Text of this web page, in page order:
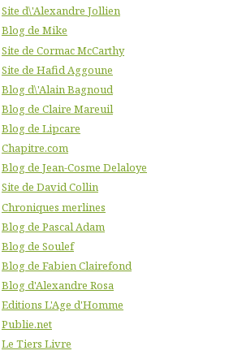
Site d\'Alexandre Jollien
Blog de Mike
Site de Cormac McCarthy
Site de Hafid Aggoune
Blog d\'Alain Bagnoud
Blog de Claire Mareuil
Blog de Lipcare
Chapitre.com
Blog de Jean-Cosme Delaloye
Site de David Collin
Chroniques merlines
Blog de Pascal Adam
Blog de Soulef
Blog de Fabien Clairefond
Blog d'Alexandre Rosa
Editions L'Age d'Homme
Publie.net
Le Tiers Livre